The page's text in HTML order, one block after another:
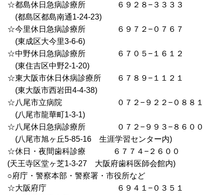
☆都島休日急病診療所 ６９２８−３３３３
(都島区都島南通1-24-23)
☆今里休日急病診療所 ６９７２−０７６７
(東成区大今里3-6-6)
☆中野休日急病診療所 ６７０５−１６１２
(東住吉区中野2-1-20)
☆東大阪市休日休病診療所 ６７８９−１１２１
(東大阪市西岩田4-4-38)
☆八尾市立病院 ０７２−９２２−０８８１
(八尾市龍華町1-3-1)
☆八尾休日急病診療所 ０７２−９９３−８６００
(八尾市旭ヶ丘5-85-16 生涯学習センター内)
☆休日・夜間歯科診療 ６７７４−２６００
(天王寺区堂ヶ芝1-3-27 大阪府歯科医師会館内)
○府庁・警察本部・警察署・市役所など
☆大阪府庁 ６９４１−０３５１